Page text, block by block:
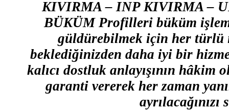
KIVIRMA – INP KIVIRMA –
BÜKÜM Profilleri büküm
güldürebilmek için her türlü
beklediğinizden daha iyi bir
kalıcı dostluk anlayışının hâkim
garanti vererek her zaman